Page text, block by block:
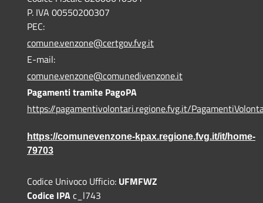
P. IVA 00550200307
PEC:
comune.venzone@certgov.fvg.it
E-mail:
comune.venzone@comunedivenzone.it
Pagamenti tramite PagoPA
https://pagamentivolontari.regione.fvg.it/
https://comunevenzone-kpax.regione.fvg.it/it/home-
79703
Codice Univoco Ufficio: UFMFWZ
Codice IPAc_l743